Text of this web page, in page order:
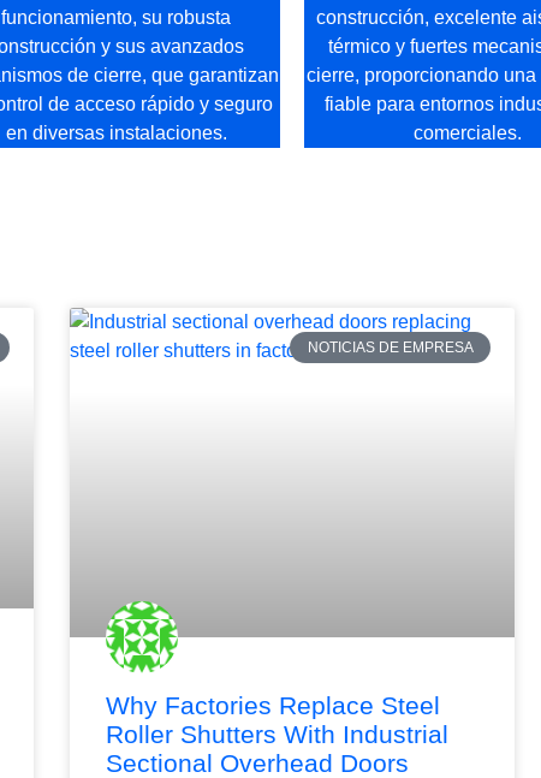
funcionamiento, su robusta
y sus avanzados
de cierre, que garantizan
de acceso rápido y seguro
en diversas instalaciones.
construcción, excelente
térmico y fuertes
cierre, proporcionando una
fiable para entornos
comerciales.
NOTICIAS DE EMPRESA
Why Factories Replace Steel
Roller Shutters With Industrial
Sectional Overhead Doors